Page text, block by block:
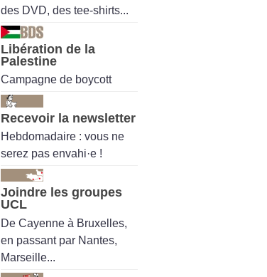
des DVD, des tee-shirts...
Libération de la
Palestine
Campagne de boycott
Recevoir la newsletter
Hebdomadaire : vous ne
serez pas envahi·e !
Joindre les groupes
UCL
De Cayenne à Bruxelles,
en passant par Nantes,
Marseille...